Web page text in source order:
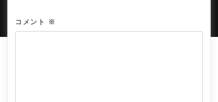
コメント ※